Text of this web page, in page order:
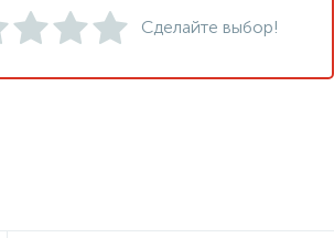
Сделайте выбор!